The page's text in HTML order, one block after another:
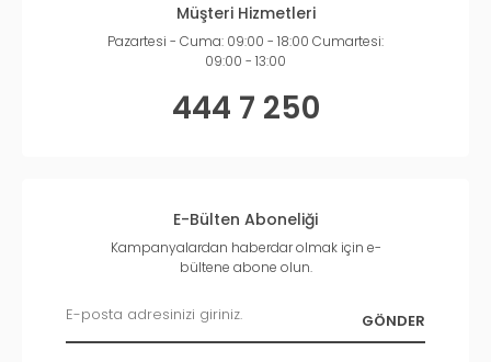
Müşteri Hizmetleri
Pazartesi - Cuma: 09:00 - 18:00 Cumartesi:
09:00 - 13:00
444 7 250
E-Bülten Aboneliği
Kampanyalardan haberdar olmak için e-
bültene abone olun.